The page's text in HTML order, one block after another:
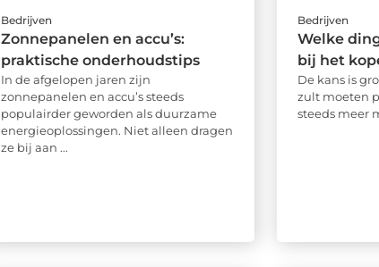
Bedrijven
Zonnepanelen en accu’s:
praktische onderhoudstips
In de afgelopen jaren zijn
zonnepanelen en accu’s steeds
populairder geworden als duurzame
energieoplossingen. Niet alleen dragen
ze bij aan ...
Bedrijven
Welke
bij het
De kans is
zult moeten
steeds meer